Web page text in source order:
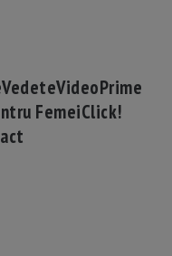
VedeteVideoPrime
FemeiClick!